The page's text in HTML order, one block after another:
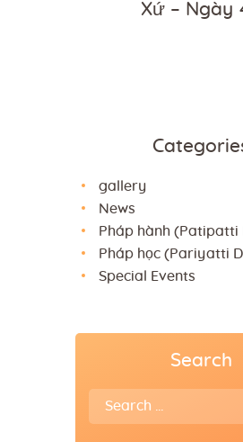
Xứ – Ngày
gallery
News
Pháp hành (Patipatti
Pháp học (Pariyatti
Special Events
Search
Search
for: